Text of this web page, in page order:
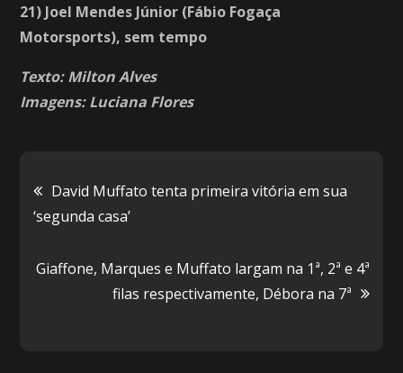
21) Joel Mendes Júnior (Fábio Fogaça
Motorsports), sem tempo
Texto: Milton Alves
Imagens: Luciana Flores
Navegação
de
Post
David Muffato tenta primeira vitória em sua
‘segunda casa’
Giaffone, Marques e Muffato largam na 1ª, 2ª e 4ª
filas respectivamente, Débora na 7ª